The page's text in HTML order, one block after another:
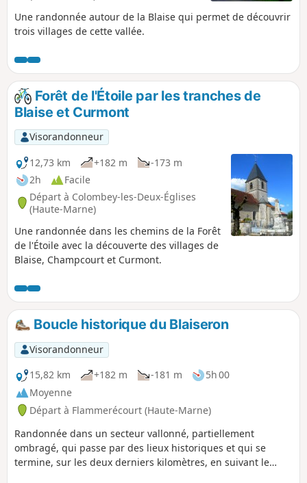
Une randonnée autour de la Blaise qui permet de découvrir
trois villages de cette vallée.
Forêt de l'Étoile par les tranches de
Blaise et Curmont
Visorandonneur
12,73 km
+182 m
-173 m
2h
Facile
Départ à Colombey-les-Deux-Églises
(Haute-Marne)
Une randonnée dans les chemins de la Forêt
de l'Étoile avec la découverte des villages de
Blaise, Champcourt et Curmont.
Boucle historique du Blaiseron
Visorandonneur
15,82 km
+182 m -181 m
5h 00
Moyenne
Départ à Flammerécourt (Haute-Marne)
Randonnée dans un secteur vallonné, partiellement
ombragé, qui passe par des lieux historiques et qui se
termine, sur les deux derniers kilomètres, en suivant le